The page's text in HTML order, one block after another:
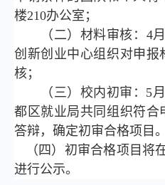
楼210办公室；
（二）材料审核：4
创新创业中心组织对申报
核；
（三）校内初审：5
都区就业局共同组织符合
答辩，确定初审合格项目。
（四）初审合格项目将
进行公示。